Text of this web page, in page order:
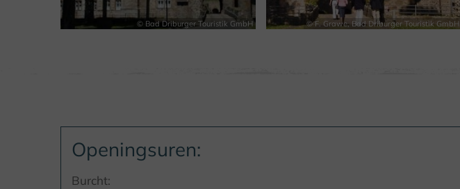
© Bad Driburger Touristik GmbH © F. Grawe, Bad Driburger Touristik GmbH
Openingsuren:
Burcht: